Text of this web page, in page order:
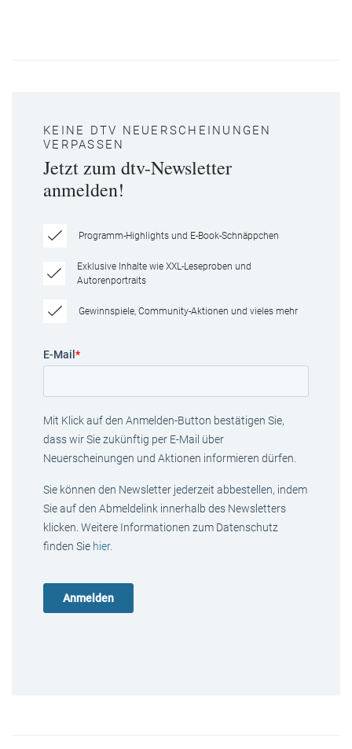
KEINE DTV NEUERSCHEINUNGEN
VERPASSEN
Jetzt zum dtv-Newsletter
anmelden!
Programm-Highlights und E-Book-Schnäppchen
Exklusive Inhalte wie XXL-Leseproben und
Autorenportraits
Gewinnspiele, Community-Aktionen und vieles mehr
E-Mail *
Mit Klick auf den Anmelden-Button bestätigen Sie,
dass wir Sie zukünftig per E-Mail über
Neuerscheinungen und Aktionen informieren dürfen.
Sie können den Newsletter jederzeit abbestellen, indem
Sie auf den Abmeldelink innerhalb des Newsletters
klicken. Weitere Informationen zum Datenschutz
finden Sie hier.